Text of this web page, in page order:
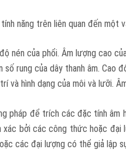
năng trên liên quan đến một
nén của phổi. Âm lượng cao
số rung của dây thanh âm. Cao
và hình dạng của môi và lưỡi.
pháp để trích các đặc tính
xác bởi các công thức hoặc
các đại lượng có thể giả lập